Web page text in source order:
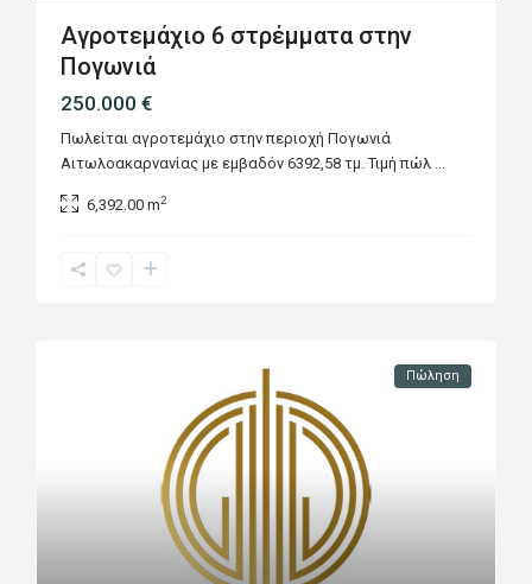
Αγροτεμάχιο 6 στρέμματα στην
Πογωνιά
250.000 €
Πωλείται αγροτεμάχιο στην περιοχή Πογωνιά
Αιτωλοακαρνανίας με εμβαδόν 6392,58 τμ. Τιμή πώλ ...
6,392.00 m2
Πώληση